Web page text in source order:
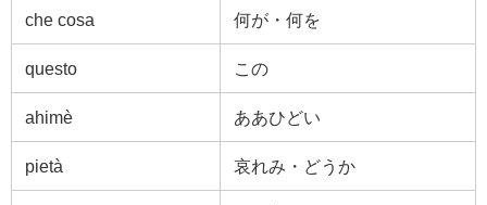
che cosa 何が・何を
questo この
ahimè ああひどい
pietà 哀れみ・どうか